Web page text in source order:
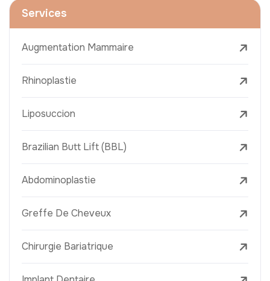
Services
Augmentation Mammaire
Rhinoplastie
Liposuccion
Brazilian Butt Lift (BBL)
Abdominoplastie
Greffe De Cheveux
Chirurgie Bariatrique